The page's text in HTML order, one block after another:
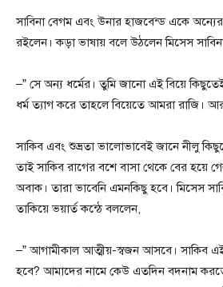
সাবিনা বেগম এবং উনার হাজবেন্ড একে
রইলেন। কড়া ভাষায় বলে উঠলেন মিসেস
–” সে অন্য ধর্মের। তুমি জানো এই বিয়ে
ধর্ম ত্যাগ করে তাহলে বিয়েতে আমরা রাজি।
সাকিব এবং শুভ্রতা ভালোভাবেই জানে নীলু
তাই সাকিব রাগের বশে বাসা থেকে বের হয়ে
অবাক। তারা ভাবেনি এমনকিছু হবে। মিসেস
তাকিয়ে ভয়ার্ত কন্ঠে বললেন,
–” আগামীকাল আত্মীয়-স্বজন আসবে। সাকিব
হবে? আমাদের নামে কেউ এতদিন বদনাম